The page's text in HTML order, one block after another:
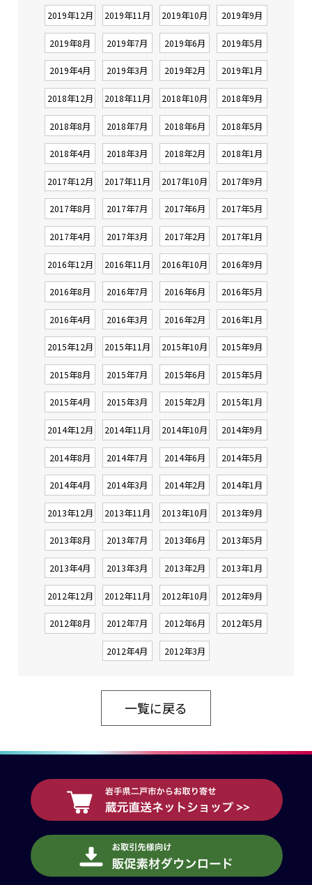
2019年12月 2019年11月 2019年10月 2019年9月
2019年8月 2019年7月 2019年6月 2019年5月
2019年4月 2019年3月 2019年2月 2019年1月
2018年12月 2018年11月 2018年10月 2018年9月
2018年8月 2018年7月 2018年6月 2018年5月
2018年4月 2018年3月 2018年2月 2018年1月
2017年12月 2017年11月 2017年10月 2017年9月
2017年8月 2017年7月 2017年6月 2017年5月
2017年4月 2017年3月 2017年2月 2017年1月
2016年12月 2016年11月 2016年10月 2016年9月
2016年8月 2016年7月 2016年6月 2016年5月
2016年4月 2016年3月 2016年2月 2016年1月
2015年12月 2015年11月 2015年10月 2015年9月
2015年8月 2015年7月 2015年6月 2015年5月
2015年4月 2015年3月 2015年2月 2015年1月
2014年12月 2014年11月 2014年10月 2014年9月
2014年8月 2014年7月 2014年6月 2014年5月
2014年4月 2014年3月 2014年2月 2014年1月
2013年12月 2013年11月 2013年10月 2013年9月
2013年8月 2013年7月 2013年6月 2013年5月
2013年4月 2013年3月 2013年2月 2013年1月
2012年12月 2012年11月 2012年10月 2012年9月
2012年8月 2012年7月 2012年6月 2012年5月
2012年4月 2012年3月
一覧に戻る